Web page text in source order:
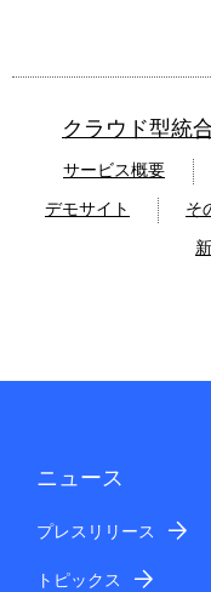
クラウド型統
サービス概要
デモサイト
そ
ニュース
プレスリリース
トピックス